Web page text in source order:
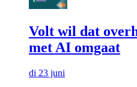
Volt wil dat
met AI omgaat
di 23 juni